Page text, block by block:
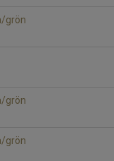
grön
grön
grön